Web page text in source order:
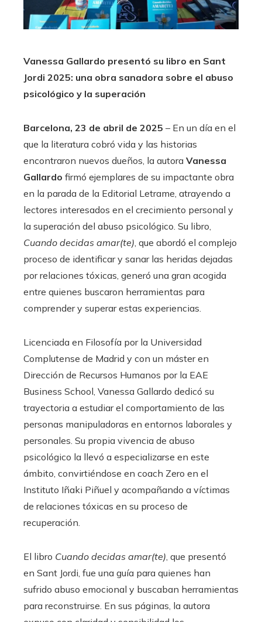
Vanessa Gallardo presentó su libro en Sant
Jordi 2025: una obra sanadora sobre el abuso
psicológico y la superación
Barcelona, 23 de abril de 2025 – En un día en el
que la literatura cobró vida y las historias
encontraron nuevos dueños, la autora Vanessa
Gallardo firmó ejemplares de su impactante obra
en la parada de la Editorial Letrame, atrayendo a
lectores interesados en el crecimiento personal y
la superación del abuso psicológico. Su libro,
Cuando decidas amar(te) , que abordó el complejo
proceso de identificar y sanar las heridas dejadas
por relaciones tóxicas, generó una gran acogida
entre quienes buscaron herramientas para
comprender y superar estas experiencias.
Licenciada en Filosofía por la Universidad
Complutense de Madrid y con un máster en
Dirección de Recursos Humanos por la EAE
Business School, Vanessa Gallardo dedicó su
trayectoria a estudiar el comportamiento de las
personas manipuladoras en entornos laborales y
personales. Su propia vivencia de abuso
psicológico la llevó a especializarse en este
ámbito, convirtiéndose en coach Zero en el
Instituto Iñaki Piñuel y acompañando a víctimas
de relaciones tóxicas en su proceso de
recuperación.
El libro Cuando decidas amar(te) , que presentó
en Sant Jordi, fue una guía para quienes han
sufrido abuso emocional y buscaban herramientas
para reconstruirse. En sus páginas, la autora